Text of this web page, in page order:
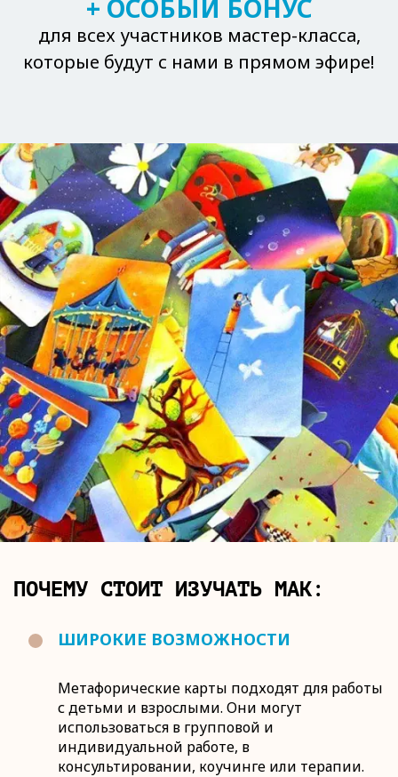
+ ОСОБЫЙ БОНУС
для всех участников мастер-класса,
которые будут с нами в прямом эфире!
ПОЧЕМУ СТОИТ ИЗУЧАТЬ МАК:
ШИРОКИЕ ВОЗМОЖНОСТИ
Метафорические карты подходят для работы
с детьми и взрослыми. Они могут
использоваться в групповой и
индивидуальной работе, в
консультировании, коучинге или терапии.